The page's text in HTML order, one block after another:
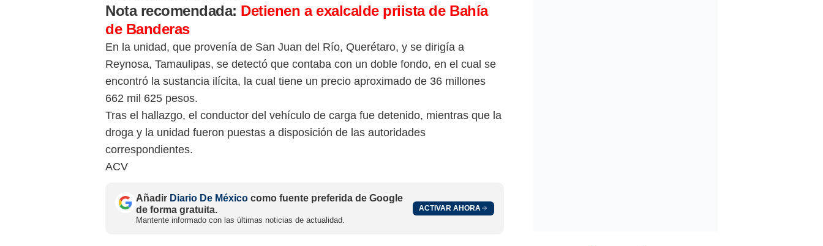
Nota recomendada: Detienen a exalcalde priista de Bahía
de Banderas
En la unidad, que provenía de San Juan del Río, Querétaro, y se dirigía a
Reynosa, Tamaulipas, se detectó que contaba con un doble fondo, en el cual se
encontró la sustancia ilícita, la cual tiene un precio aproximado de 36 millones
662 mil 625 pesos.
Tras el hallazgo, el conductor del vehículo de carga fue detenido, mientras que la
droga y la unidad fueron puestas a disposición de las autoridades
correspondientes.
ACV
Añadir Diario De México como fuente preferida de Google
de forma gratuita.
Mantente informado con las últimas noticias de actualidad.
ACTIVAR AHORA